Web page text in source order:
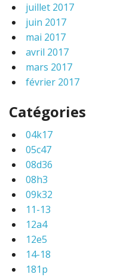
juillet 2017
juin 2017
mai 2017
avril 2017
mars 2017
février 2017
Catégories
04k17
05c47
08d36
08h3
09k32
11-13
12a4
12e5
14-18
181p